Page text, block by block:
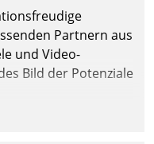
Partnern aus
und Video-
Bild der Potenziale